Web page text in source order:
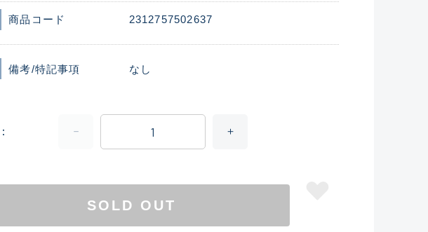
商品コード 2312757502637
備考/特記事項 なし
SOLD OUT